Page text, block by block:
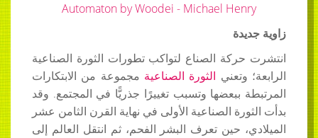
Automaton by Woodei - Michael Henry
زاوية جديدة
انتشرت حركة الصناع لتواكب تطورات الثورة الصناعية
الرابعة؛ وتعني الثورة الصناعية مجموعة من الابتكارات
المرتبطة ببعضها وتسبب تغييرًا جذريًّا في المجتمع. وقد
بدأت الثورة الصناعية الأولى في نهاية القرن الثامن عشر
الميلادي، حين تعرف البشر الفحم، ثم انتقل العالم إلى